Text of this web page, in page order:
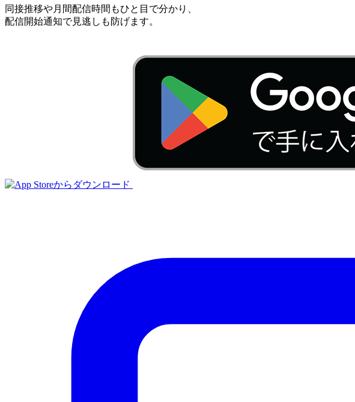
同接推移や月間配信時間もひと目で分かり、
配信開始通知で見逃しも防げます。